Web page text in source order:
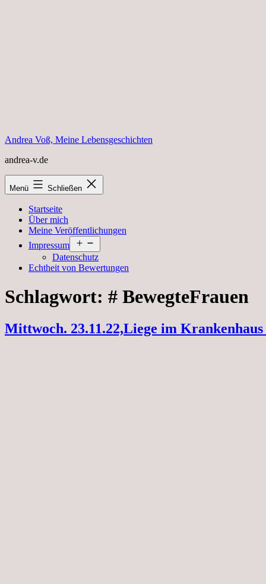
Andrea Voß, Meine Lebensgeschichten
andrea-v.de
Menü Schließen
Startseite
Über mich
Meine Veröffentlichungen
Impressum
öffnen
Datenschutz
Echtheit von Bewertungen
Schlagwort: # BewegteFrauen
Mittwoch. 23.11.22,Liege im